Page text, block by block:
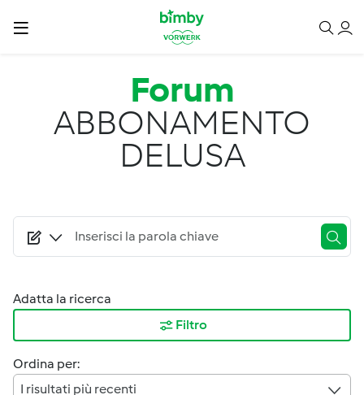
Salta al contenuto principale
Forum
ABBONAMENTO
DELUSA
Adatta la ricerca
Filtro
Ordina per:
I risultati più recenti